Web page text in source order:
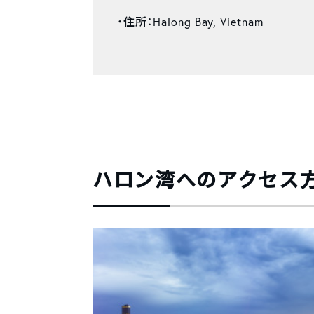
・住所：Halong Bay, Vietnam
ハロン湾へのアクセス